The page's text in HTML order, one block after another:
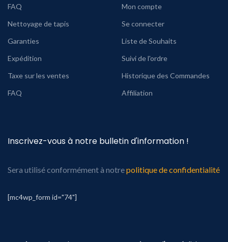
FAQ
Nettoyage de tapis
Garanties
Expédition
Taxe sur les ventes
FAQ
Mon compte
Se connecter
Liste de Souhaits
Suivi de l'ordre
Historique des Commandes
Affiliation
Inscrivez-vous à notre bulletin d'information !
Sera utilisé conformément à notrepolitique de confidentialité
[mc4wp_form id="74"]